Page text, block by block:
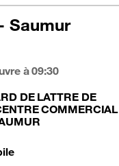
Saumur
à 09:30
DE LATTRE DE
COMMERCIAL